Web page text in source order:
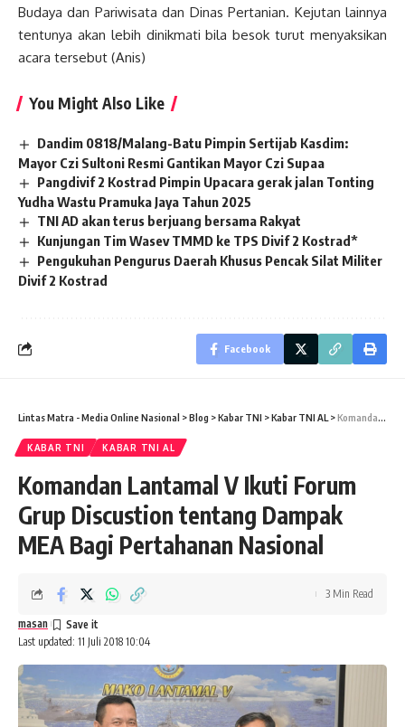
Budaya dan Pariwisata dan Dinas Pertanian. Kejutan lainnya
tentunya akan lebih dinikmati bila besok turut menyaksikan
acara tersebut (Anis)
You Might Also Like
Dandim 0818/Malang-Batu Pimpin Sertijab Kasdim:
Mayor Czi Sultoni Resmi Gantikan Mayor Czi Supaa
Pangdivif 2 Kostrad Pimpin Upacara gerak jalan Tonting
Yudha Wastu Pramuka Jaya Tahun 2025
TNI AD akan terus berjuang bersama Rakyat
Kunjungan Tim Wasev TMMD ke TPS Divif 2 Kostrad*
Pengukuhan Pengurus Daerah Khusus Pencak Silat Militer
Divif 2 Kostrad
Facebook
Lintas Matra - Media Online Nasional >Blog >Kabar TNI >Kabar TNI AL >Komandan Lantamal V Ikuti Forum Grup Discustion tentang Dampak MEA Bagi Pertahanan Nasional
KABAR TNI KABAR TNI AL
Komandan Lantamal V Ikuti Forum
Grup Discustion tentang Dampak
MEA Bagi Pertahanan Nasional
Last updated: 11 Juli 2018 10:04
masan
3 Min Read